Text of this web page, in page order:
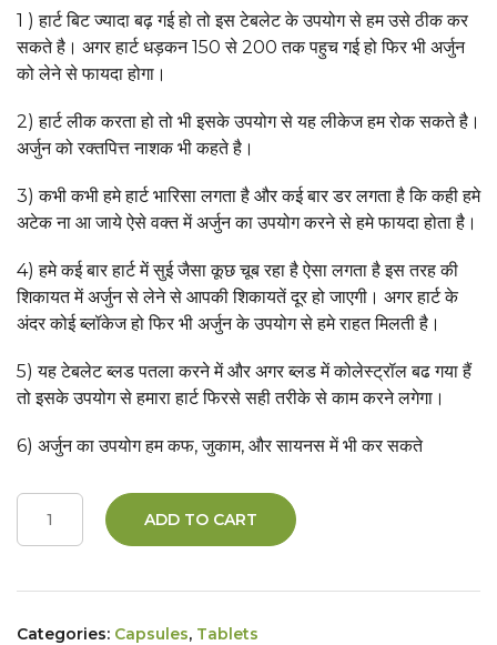
₹580.
₹500.
1 ) हार्ट बिट ज्यादा बढ़ गई हो तो इस टेबलेट के उपयोग से हम उसे ठीक कर
सकते है। अगर हार्ट धड़कन 150 से 200 तक पहुच गई हो फिर भी अर्जुन
को लेने से फायदा होगा।
2) हार्ट लीक करता हो तो भी इसके उपयोग से यह लीकेज हम रोक सकते है।
अर्जुन को रक्तपित्त नाशक भी कहते है।
3) कभी कभी हमे हार्ट भारिसा लगता है और कई बार डर लगता है कि कही हमे
अटेक ना आ जाये ऐसे वक्त में अर्जुन का उपयोग करने से हमे फायदा होता है।
4) हमे कई बार हार्ट में सुई जैसा कूछ चूब रहा है ऐसा लगता है इस तरह की
शिकायत में अर्जुन से लेने से आपकी शिकायतें दूर हो जाएगी। अगर हार्ट के
अंदर कोई ब्लॉकेज हो फिर भी अर्जुन के उपयोग से हमे राहत मिलती है।
5) यह टेबलेट ब्लड पतला करने में और अगर ब्लड में कोलेस्ट्रॉल बढ गया हैं
तो इसके उपयोग से हमारा हार्ट फिरसे सही तरीके से काम करने लगेगा।
6) अर्जुन का उपयोग हम कफ, जुकाम, और सायनस में भी कर सकते
ADD TO CART
Categories: Capsules, Tablets